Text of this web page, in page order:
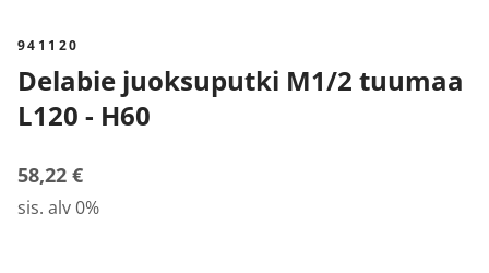
941120
Delabie juoksuputki M1/2 tuumaa
L120 - H60
58,22 €
sis. alv 0%